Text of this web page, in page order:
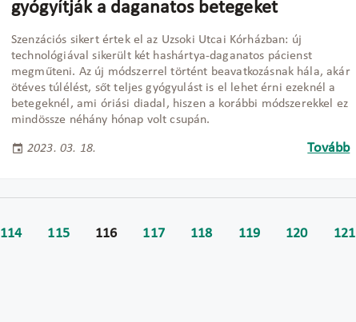
gyógyítják a daganatos betegeket
Szenzációs sikert értek el az Uzsoki Utcai Kórházban: új
technológiával sikerült két hashártya-daganatos pácienst
megműteni. Az új módszerrel történt beavatkozásnak hála, akár
ötéves túlélést, sőt teljes gyógyulást is el lehet érni ezeknél a
betegeknél, ami óriási diadal, hiszen a korábbi módszerekkel ez
mindössze néhány hónap volt csupán.
2023. 03. 18. Tovább
114 115 116 117 118 119 120 121